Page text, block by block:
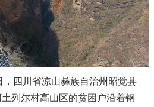
四川省凉山彝族自治州昭觉县
列尔村高山区的贫困户沿着钢